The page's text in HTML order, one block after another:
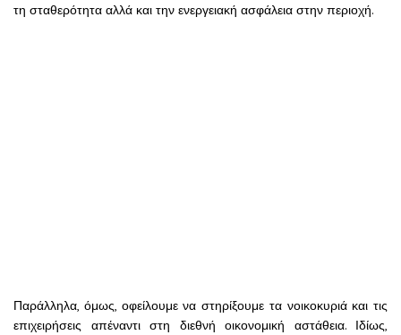
τη σταθερότητα αλλά και την ενεργειακή ασφάλεια στην περιοχή.
Παράλληλα, όμως, οφείλουμε να στηρίξουμε τα νοικοκυριά και τις
επιχειρήσεις απέναντι στη διεθνή οικονομική αστάθεια. Ιδίως,